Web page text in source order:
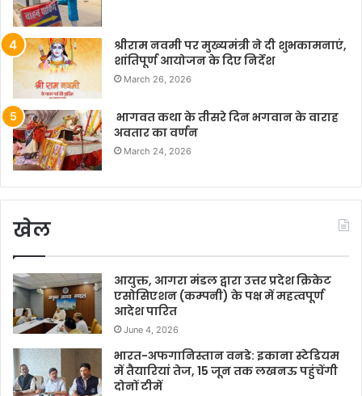
श्रीराम नवमी पर मुख्यमंत्री ने दी शुभकामनाएं,
शांतिपूर्ण आयोजन के दिए निर्देश
March 26, 2026
भागवत कथा के तीसरे दिन भगवान के वाराह
अवतार का वर्णन
March 24, 2026
खेल
आयुक्त, आगरा मंडल द्वारा उत्तर प्रदेश क्रिकेट
एसोसिएशन (कम्पनी) के पक्ष में महत्वपूर्ण
आदेश पारित
June 4, 2026
भारत-अफगानिस्तान वनडे: इकाना स्टेडियम
में तैयारियां तेज, 15 जून तक लखनऊ पहुंचेंगी
दोनों टीमें